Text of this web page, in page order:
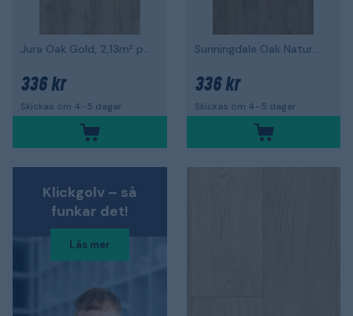
Jura Oak Gold, 2,13m² per paket
336 kr
Skickas om 4-5 dagar
Sunningdale Oak Nature, 2,13m² per paket
336 kr
Skickas om 4-5 dagar
Klickgolv – så
funkar det!
Läs mer